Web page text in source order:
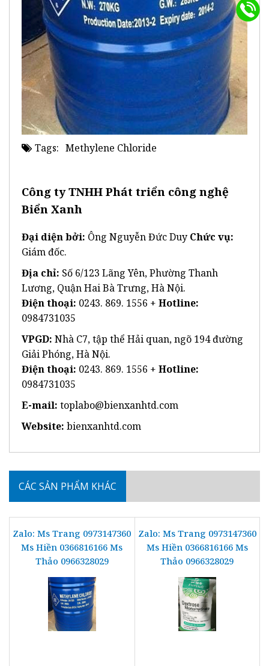
Tags: Methylene Chloride
Công ty TNHH Phát triển công nghệ
Biển Xanh
Đại diện bởi: Ông Nguyễn Đức Duy Chức vụ:
Giám đốc.
Địa chỉ: Số 6/123 Lãng Yên, Phường Thanh
Lương, Quận Hai Bà Trưng, Hà Nội.
Điện thoại: 0243. 869. 1556 + Hotline:
0984731035
VPGD: Nhà C7, tập thể Hải quan, ngõ 194 đường
Giải Phóng, Hà Nội.
Điện thoại: 0243. 869. 1556 + Hotline:
0984731035
E-mail: toplabo@bienxanhtd.com
Website: bienxanhtd.com
CÁC SẢN PHẨM KHÁC
Zalo: Ms Trang 0973147360
Ms Hiền 0366816166 Ms
Thảo 0966328029
Zalo: Ms Trang 0973147360
Ms Hiền 0366816166 Ms
Thảo 0966328029